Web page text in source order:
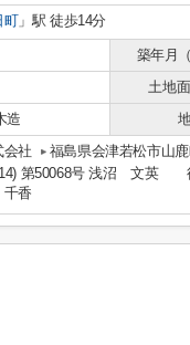
町」駅 徒歩14分
築年月
土地
造
会社 福島県会津若松市山
(14) 第50068号 浅沼
香